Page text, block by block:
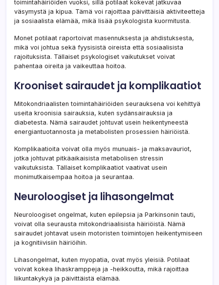
toimintahäiriöiden vuoksi, sillä potilaat kokevat jatkuvaa
väsymystä ja kipua. Tämä voi rajoittaa päivittäisiä aktiviteetteja
ja sosiaalista elämää, mikä lisää psykologista kuormitusta.
Monet potilaat raportoivat masennuksesta ja ahdistuksesta,
mikä voi johtua sekä fyysisistä oireista että sosiaalisista
rajoituksista. Tällaiset psykologiset vaikutukset voivat
pahentaa oireita ja vaikeuttaa hoitoa.
Krooniset sairaudet ja komplikaatiot
Mitokondriaalisten toimintahäiriöiden seurauksena voi kehittyä
useita kroonisia sairauksia, kuten sydänsairauksia ja
diabetesta. Nämä sairaudet johtuvat usein heikentyneestä
energiantuotannosta ja metabolisten prosessien häiriöistä.
Komplikaatioita voivat olla myös munuais- ja maksavauriot,
jotka johtuvat pitkäaikaisista metabolisen stressin
vaikutuksista. Tällaiset komplikaatiot vaativat usein
monimutkaisempaa hoitoa ja seurantaa.
Neuroloogiset ja lihasongelmat
Neuroloogiset ongelmat, kuten epilepsia ja Parkinsonin tauti,
voivat olla seurausta mitokondriaalisista häiriöistä. Nämä
sairaudet johtavat usein motoristen toimintojen heikentymiseen
ja kognitiivisiin häiriöihin.
Lihasongelmat, kuten myopatia, ovat myös yleisiä. Potilaat
voivat kokea lihaskramppeja ja -heikkoutta, mikä rajoittaa
liikuntakykyä ja päivittäistä elämää.